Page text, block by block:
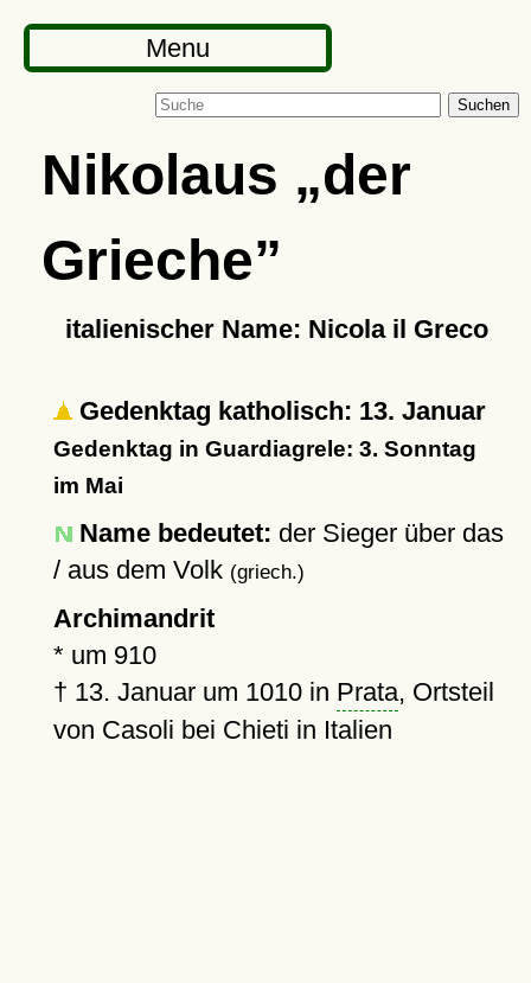
Menu
Suchen
Nikolaus
der
Grieche
italienischer Name: Nicola il Greco
Gedenktag katholisch: 13. Januar
Gedenktag in Guardiagrele: 3. Sonntag
im Mai
Name bedeutet: der Sieger über das
/ aus dem Volk (griech.)
Archimandrit
* um 910
† 13. Januar um 1010in Prata, Ortsteil
von Casoli bei Chieti in Italien